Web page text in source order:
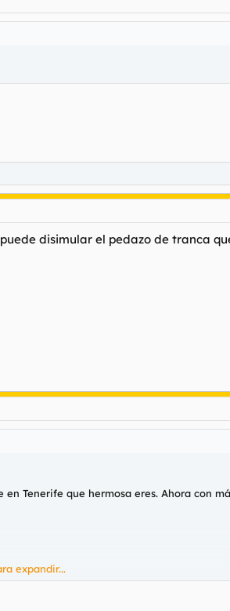
malamut.
disimular el pedazo de tranca
Tenerife que hermosa eres. Ahora con
expandir...